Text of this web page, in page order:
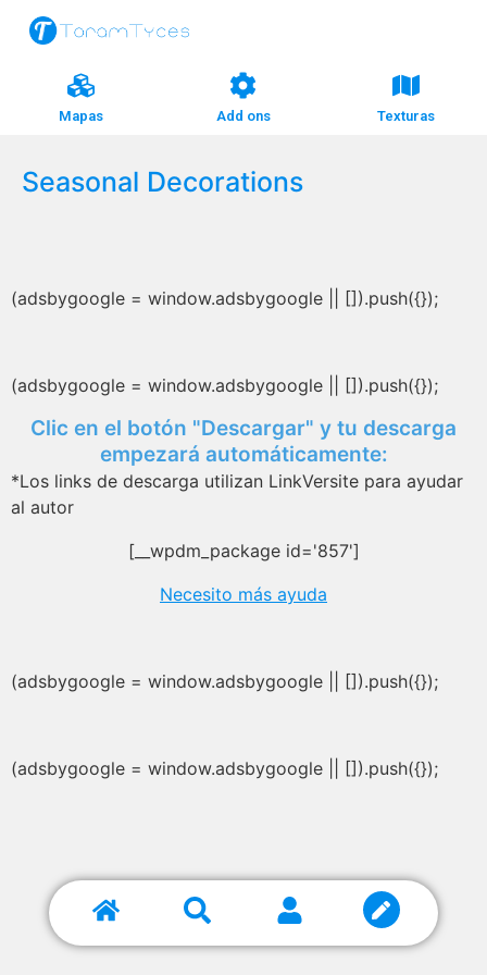
Mapas Add ons Texturas
Seasonal Decorations
(adsbygoogle = window.adsbygoogle || []).push({});
(adsbygoogle = window.adsbygoogle || []).push({});
Clic en el botón "Descargar" y tu descarga
empezará automáticamente:
*Los links de descarga utilizan LinkVersite para ayudar
al autor
[__wpdm_package id='857']
Necesito más ayuda
(adsbygoogle = window.adsbygoogle || []).push({});
(adsbygoogle = window.adsbygoogle || []).push({});